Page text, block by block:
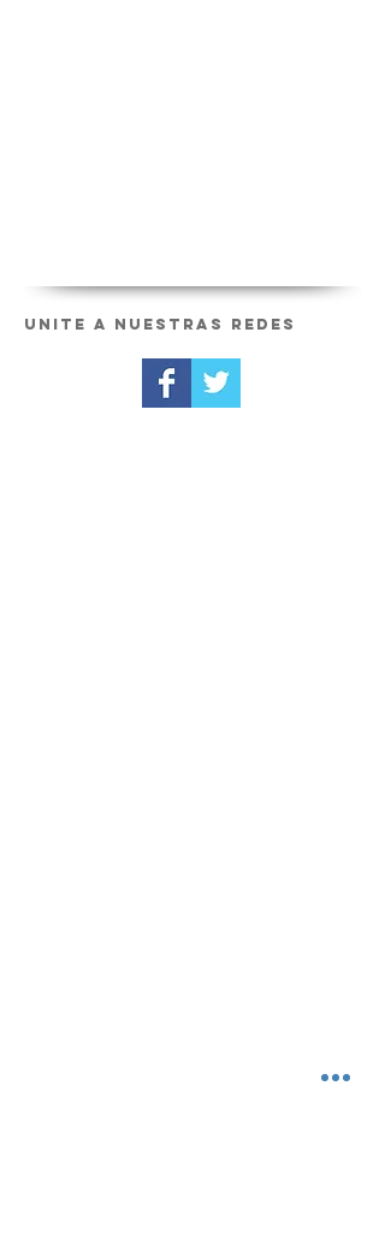
Unite a nuestras redes